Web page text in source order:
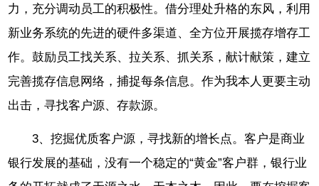
力，充分调动员工的积极性。借分理处升格的东风，利用
新业务系统的先进的硬件多渠道、全方位开展揽存增存工
作。鼓励员工找关系、拉关系、抓关系，献计献策，建立
完善揽存信息网络，捕捉每条信息。作为我本人更要主动
出击，寻找客户源、存款源。
3、挖掘优质客户源，寻找新的增长点。客户是商业
银行发展的基础，没有一个稳定的“黄金”客户群，银行业